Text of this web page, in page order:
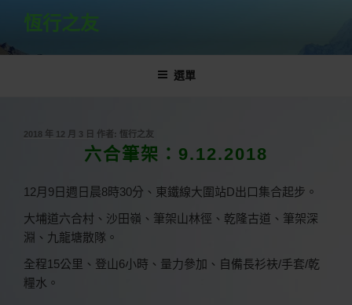
主
恆行之友
選單
發
2018 年 12 月 3 日 作者: 恆行之友
六合筆架：9.12.2018
12月 9 日週日晨8時30分、東鐵線大圍站D出口集合起步。
大埔道六合村、沙田嶺、筆架山林徑、乾隆古道、筆架深
淵、九龍塘散隊。
全程15公里、登山6小時、量力參加、自備長衫衭/手套/乾
糧水。